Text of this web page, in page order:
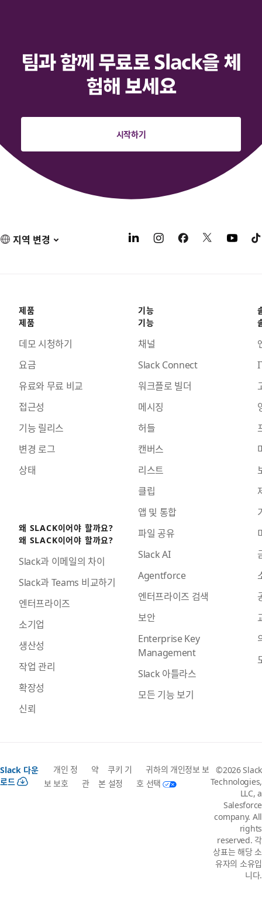
팀과 함께 무료로 Slack을 체
험해 보세요
시작하기
지역 변경
제품
제품
데모 시청하기
요금
유료와 무료 비교
접근성
기능 릴리스
변경 로그
상태
왜 SLACK이어야 할까요?
왜 SLACK이어야 할까요?
Slack과 이메일의 차이
Slack과 Teams 비교하기
엔터프라이즈
소기업
생산성
작업 관리
확장성
신뢰
기능
기능
채널
Slack Connect
워크플로 빌더
메시징
허들
캔버스
리스트
클립
앱 및 통합
파일 공유
Slack AI
Agentforce
엔터프라이즈 검색
보안
Enterprise Key
Management
Slack 아틀라스
모든 기능 보기
Slack 다운
로드
개인 정
보 보호
약
관
쿠키 기
본 설정
귀하의 개인정보 보
호 선택
©2026 Slack
Technologies,
LLC, a
Salesforce
company. All
rights
reserved. 각
상표는 해당 소
유자의 소유입
니다.